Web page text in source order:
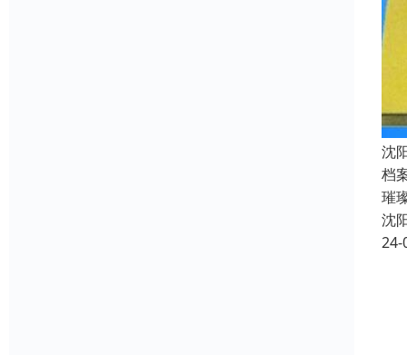
沈
档
璀
沈
24-